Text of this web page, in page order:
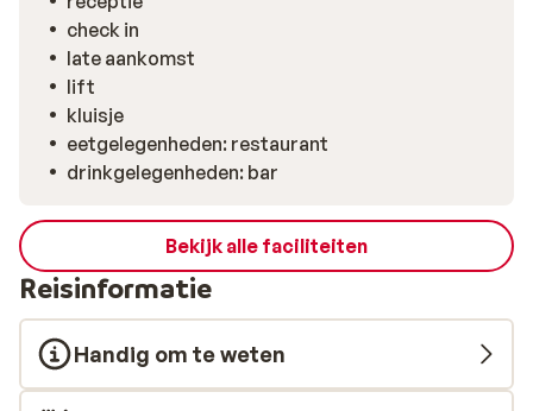
check in
late aankomst
lift
kluisje
eetgelegenheden: restaurant
drinkgelegenheden: bar
Bekijk alle faciliteiten
Reisinformatie
Handig om te weten